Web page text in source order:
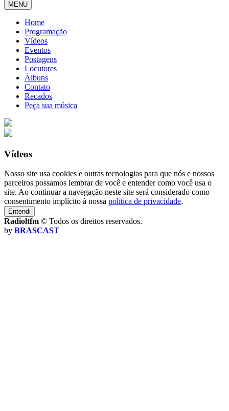
MENU
Home
Programação
Vídeos
Eventos
Postagens
Locutores
Álbuns
Contato
Recados
Peça sua música
Vídeos
Nosso site usa cookies e outras tecnologias para que nós e nossos
parceiros possamos lembrar de você e entender como você usa o
site. Ao continuar a navegação neste site será considerado como
consentimento implícito à nossa política de privacidade.
Entendi
Radioltfm © Todos os direitos reservados.
by BRASCAST